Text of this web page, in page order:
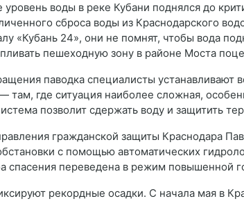
уровень воды в реке Кубани поднялся до
сброса воды из Краснодарского
«Кубань 24», они не помнят, чтобы вода
пешеходную зону в районе Моста
паводка специалисты устанавливают
там, где ситуация наиболее сложная,
позволит сдержать воду и защитить
гражданской защиты Краснодара
с помощью автоматических
спасения переведена в режим повышенной
рекордные осадки. С начала мая в